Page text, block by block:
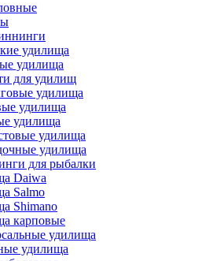
удилища
удилища
для удилищ
удилища
удилища
удилища
удилища
удилища
для рыбалки
Daiwa
Salmo
Shimano
карповые
удилища
удилища